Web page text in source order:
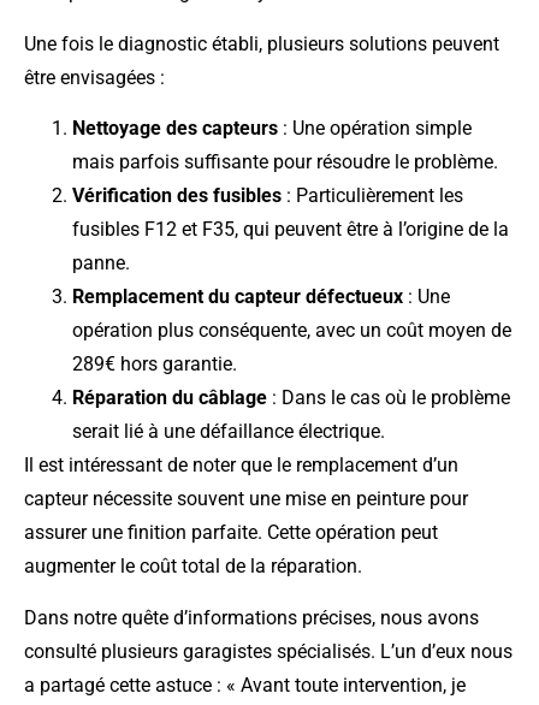
Une fois le diagnostic établi, plusieurs solutions peuvent
être envisagées :
Nettoyage des capteurs : Une opération simple
mais parfois suffisante pour résoudre le problème.
Vérification des fusibles : Particulièrement les
fusibles F12 et F35, qui peuvent être à l’origine de la
panne.
Remplacement du capteur défectueux : Une
opération plus conséquente, avec un coût moyen de
289€ hors garantie.
Réparation du câblage : Dans le cas où le problème
serait lié à une défaillance électrique.
Il est intéressant de noter que le remplacement d’un
capteur nécessite souvent une mise en peinture pour
assurer une finition parfaite. Cette opération peut
augmenter le coût total de la réparation.
Dans notre quête d’informations précises, nous avons
consulté plusieurs garagistes spécialisés. L’un d’eux nous
a partagé cette astuce : « Avant toute intervention, je